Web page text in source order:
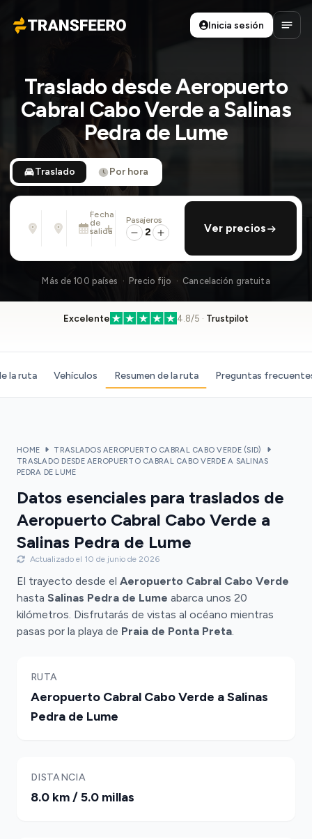
Transfeero
Inicia sesión
Abrir
Traslado desde Aeropuerto
Cabral Cabo Verde a Salinas
Pedra de Lume
Traslado Por hora
Desde
Dirección, aeropuerto, hotel, ...
Hasta
Dirección, aeropuerto, hotel, ...
Fecha
de
salida
Lun., 10 Ago. · 01:45 PM
añadir regreso
Pasajeros
2 Ver precios
Más de 100 países · Precio fijo · Cancelación gratuita
Excelente 4.8/5 · Trustpilot
la ruta Vehículos Resumen de la ruta Preguntas
HOME
TRASLADOS AEROPUERTO CABRAL CABO VERDE (SID)
TRASLADO DESDE AEROPUERTO CABRAL CABO VERDE A SALINAS
PEDRA DE LUME
Datos esenciales para traslados de
Aeropuerto Cabral Cabo Verde a
Salinas Pedra de Lume
Actualizado el 10 de junio de 2026
El trayecto desde el Aeropuerto Cabral Cabo Verde
hasta Salinas Pedra de Lume abarca unos 20
kilómetros. Disfrutarás de vistas al océano mientras
pasas por la playa de Praia de Ponta Preta.
RUTA
Aeropuerto Cabral Cabo Verde a Salinas
Pedra de Lume
DISTANCIA
8.0 km / 5.0 millas